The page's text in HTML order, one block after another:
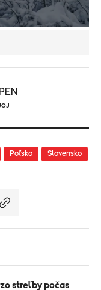
Poľsko Slovensko